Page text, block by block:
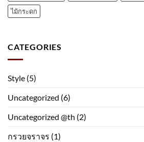
ไม้กระดก
CATEGORIES
Style (5)
Uncategorized (6)
Uncategorized @th (2)
กรวยจราจร (1)